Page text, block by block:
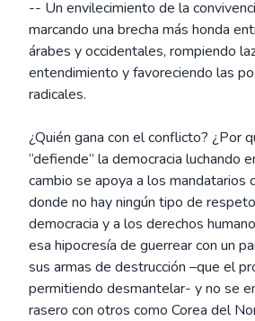
-- Un envilecimiento de la
marcando una brecha más honda
árabes y occidentales, rompiendo
entendimiento y favoreciendo las
radicales.
¿Quién gana con el conflicto? ¿Por
“defiende” la democracia luchando
cambio se apoya a los mandatarios
donde no hay ningún tipo de
democracia y a los derechos
esa hipocresía de guerrear con un
sus armas de destrucción –que el
permitiendo desmantelar- y no se
rasero con otros como Corea del